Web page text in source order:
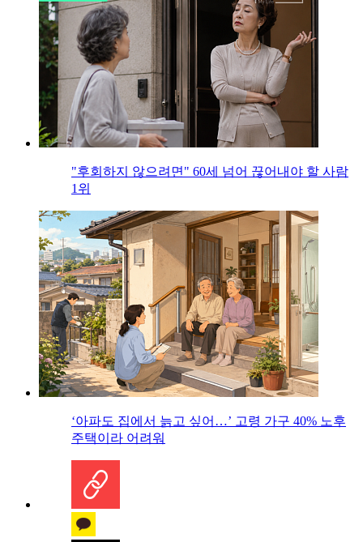
"후회하지 않으려면" 60세 넘어 끊어내야 할 사람
1위
‘아파도 집에서 늙고 싶어…’ 고령 가구 40% 노후
주택이라 어려워